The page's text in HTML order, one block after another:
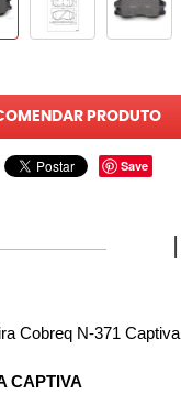
PRODUTO
Save
Cobreq N-371 Captiva
CAPTIVA